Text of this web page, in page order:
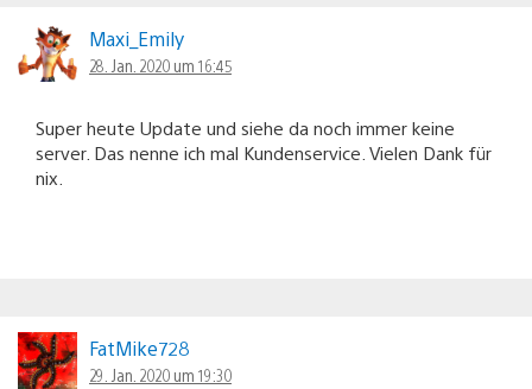
Maxi_Emily
28. Jan. 2020 um 16:45
Super heute Update und siehe da noch immer keine
server. Das nenne ich mal Kundenservice. Vielen Dank für
nix.
FatMike728
29. Jan. 2020 um 19:30